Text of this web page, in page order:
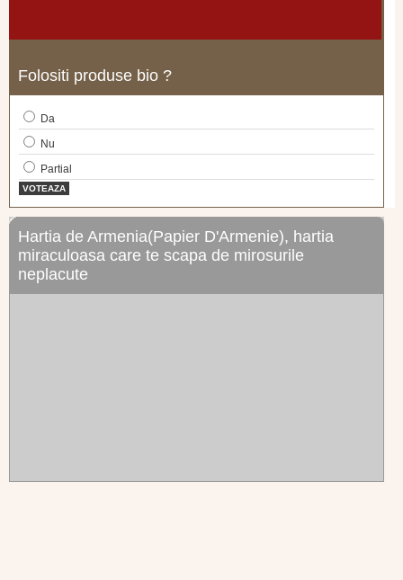
Folositi produse bio ?
Da
Nu
Partial
VOTEAZA
Hartia de Armenia(Papier D'Armenie), hartia
miraculoasa care te scapa de mirosurile
neplacute